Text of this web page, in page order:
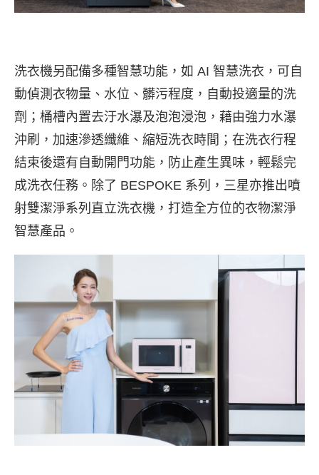
洗衣機另配備多種智慧功能，如 AI 智慧洗衣，可自
動偵測衣物量、水位、髒污程度，自動投適量的洗
劑；桶槽內置去汙水瀑及泡泡浸泡，藉由強力水瀑
沖刷，加速滲透纖維、縮短洗衣時間；在洗衣行程
結束後還有自動開門功能，防止產生異味，輕鬆完
成洗衣任務。除了 BESPOKE 系列，三星亦推出噴
射雙潔淨系列直立洗衣機，打造全方位的衣物潔淨
智慧產品。